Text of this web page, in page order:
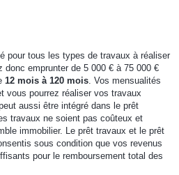
pour tous les types de travaux à réaliser
donc emprunter de 5 000 € à 75 000 €
12 mois à 120 mois. Vos mensualités
vous pourrez réaliser vos travaux
aussi être intégré dans le prêt
travaux ne soient pas coûteux et
immobilier. Le prêt travaux et le prêt
sous condition que vos revenus
pour le remboursement total des